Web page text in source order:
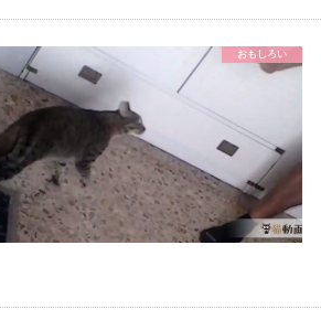
おもしろい